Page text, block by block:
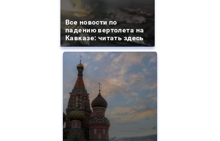
Все новости по
падению вертолета на
Кавказе: читать здесь